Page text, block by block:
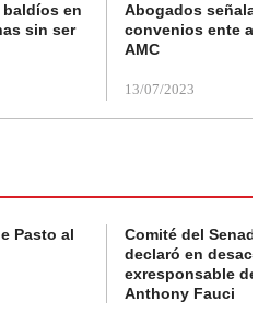
en
sin ser
Abogados
convenios ente
AMC
13/07/2023
Pasto al
Comité del Senado
declaró en
exresponsable de
Anthony Fauci